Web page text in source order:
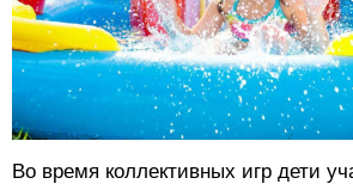
Во время коллективных игр дети